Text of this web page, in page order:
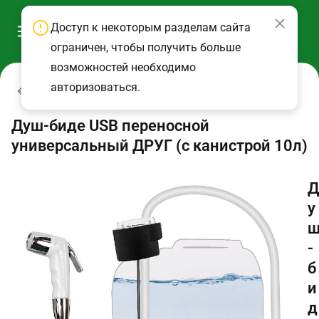
Души мобильные
Душ-биде USB переносной
универсальный ДРУГ (с канистрой 10л)
Д
у
-
б
и
д
Доступ к некоторым разделам сайта
ограничен, чтобы получить больше
возможностей необходимо
авторизоваться.